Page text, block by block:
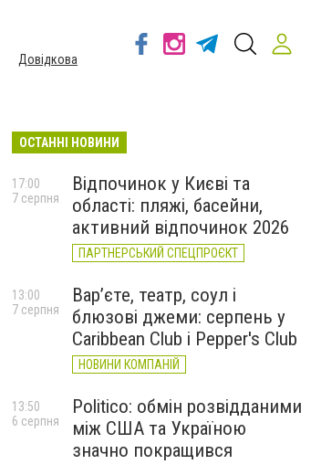
Довідкова
ОСТАННІ НОВИНИ
Відпочинок у Києві та
області: пляжі, басейни,
активний відпочинок 2026
ПАРТНЕРСЬКИЙ СПЕЦПРОЄКТ
17:00
7 серпня
Вар’єте, театр, соул і
блюзові джеми: серпень у
Caribbean Club і Pepper's Club
НОВИНИ КОМПАНІЙ
13:00
7 серпня
Politico: обмін розвідданими
між США та Україною
значно покращився
13:50
6 серпня